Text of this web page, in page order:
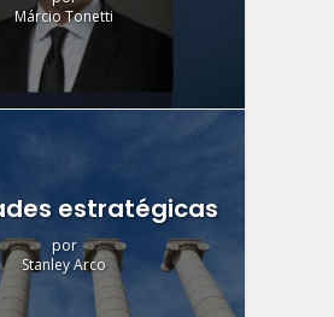
Márcio Tonetti
estratégicas
por
Stanley Arco